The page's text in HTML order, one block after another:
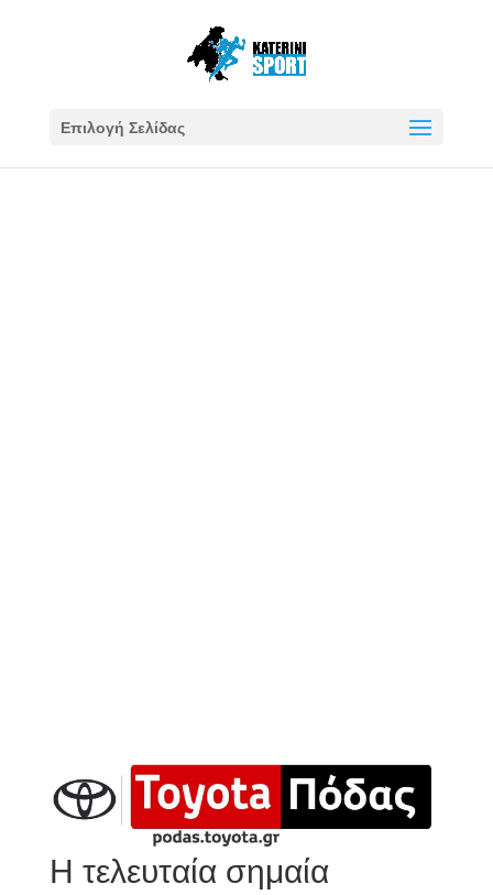
Επιλογή Σελίδας
Η τελευταία σημαία